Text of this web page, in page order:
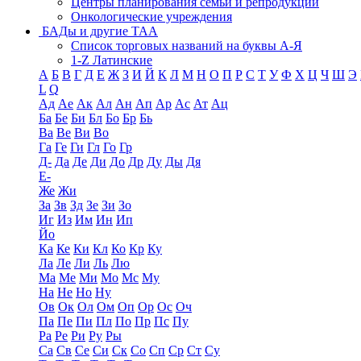
Онкологические учреждения
БАДы и другие ТАА
Список торговых названий на буквы А-Я
1-Z Латинские
А Б В Г Д Е Ж З И Й К Л М Н О П Р С Т У Ф Х Ц Ч Ш Э
L Q
Ад Ае Ак Ал Ан Ап Ар Ас Ат Ац
Ба Бе Би Бл Бо Бр Бь
Ва Ве Ви Во
Га Ге Ги Гл Го Гр
Д- Да Де Ди До Др Ду Ды Дя
Е-
Же Жи
За Зв Зд Зе Зи Зо
Иг Из Им Ин Ип
Йо
Ка Ке Ки Кл Ко Кр Ку
Ла Ле Ли Ль Лю
Ма Ме Ми Мо Мс Му
На Не Но Ну
Ов Ок Ол Ом Оп Ор Ос Оч
Па Пе Пи Пл По Пр Пс Пу
Ра Ре Ри Ру Ры
Са Св Се Си Ск Со Сп Ср Ст Су